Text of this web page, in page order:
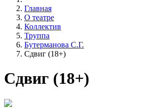
Главная
О театре
Коллектив
Труппа
Бутерманова С.Г.
Сдвиг (18+)
Сдвиг (18+)